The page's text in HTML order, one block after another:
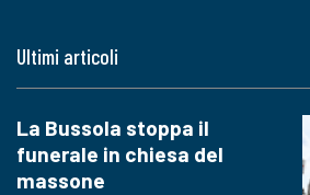
Ultimi articoli
La Bussola stoppa il
funerale in chiesa del
massone